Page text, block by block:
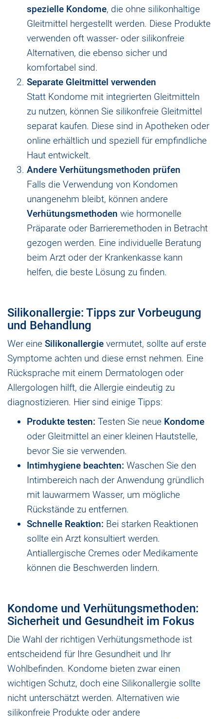
spezielle Kondome, die ohne silikonhaltige
Gleitmittel hergestellt werden. Diese Produkte
verwenden oft wasser- oder silikonfreie
Alternativen, die ebenso sicher und
komfortabel sind.
Separate Gleitmittel verwenden
Statt Kondome mit integrierten Gleitmitteln
zu nutzen, können Sie silikonfreie Gleitmittel
separat kaufen. Diese sind in Apotheken oder
online erhältlich und speziell für empfindliche
Haut entwickelt.
Andere Verhütungsmethoden prüfen
Falls die Verwendung von Kondomen
unangenehm bleibt, können andere
Verhütungsmethoden wie hormonelle
Präparate oder Barrieremethoden in Betracht
gezogen werden. Eine individuelle Beratung
beim Arzt oder der Krankenkasse kann
helfen, die beste Lösung zu finden.
Silikonallergie: Tipps zur Vorbeugung
und Behandlung
Wer eine Silikonallergie vermutet, sollte auf erste
Symptome achten und diese ernst nehmen. Eine
Rücksprache mit einem Dermatologen oder
Allergologen hilft, die Allergie eindeutig zu
diagnostizieren. Hier sind einige Tipps:
Produkte testen: Testen Sie neue Kondome
oder Gleitmittel an einer kleinen Hautstelle,
bevor Sie sie verwenden.
Intimhygiene beachten: Waschen Sie den
Intimbereich nach der Anwendung gründlich
mit lauwarmem Wasser, um mögliche
Rückstände zu entfernen.
Schnelle Reaktion: Bei starken Reaktionen
sollte ein Arzt konsultiert werden.
Antiallergische Cremes oder Medikamente
können die Beschwerden lindern.
Kondome und Verhütungsmethoden:
Sicherheit und Gesundheit im Fokus
Die Wahl der richtigen Verhütungsmethode ist
entscheidend für Ihre Gesundheit und Ihr
Wohlbefinden. Kondome bieten zwar einen
wichtigen Schutz, doch eine Silikonallergie sollte
nicht unterschätzt werden. Alternativen wie
silikonfreie Produkte oder andere